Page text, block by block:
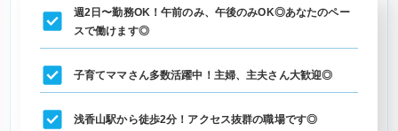
週2日〜勤務OK！午前のみ、午後のみOK◎あなたのペー
スで働けます◎
子育てママさん多数活躍中！主婦、主夫さん大歓迎◎
浅香山駅から徒歩2分！アクセス抜群の職場です◎